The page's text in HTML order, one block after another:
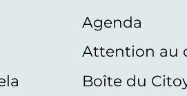
Agenda
Attention au
Boîte du